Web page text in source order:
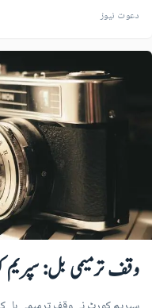
دعوت نیوز
وقف ترمیمی بل: سپریم